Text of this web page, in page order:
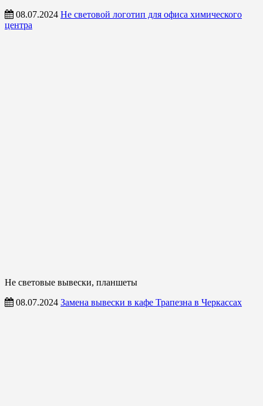
08.07.2024 Не световой логотип для офиса химического
центра
Не световые вывески, планшеты
08.07.2024 Замена вывески в кафе Трапезна в Черкассах